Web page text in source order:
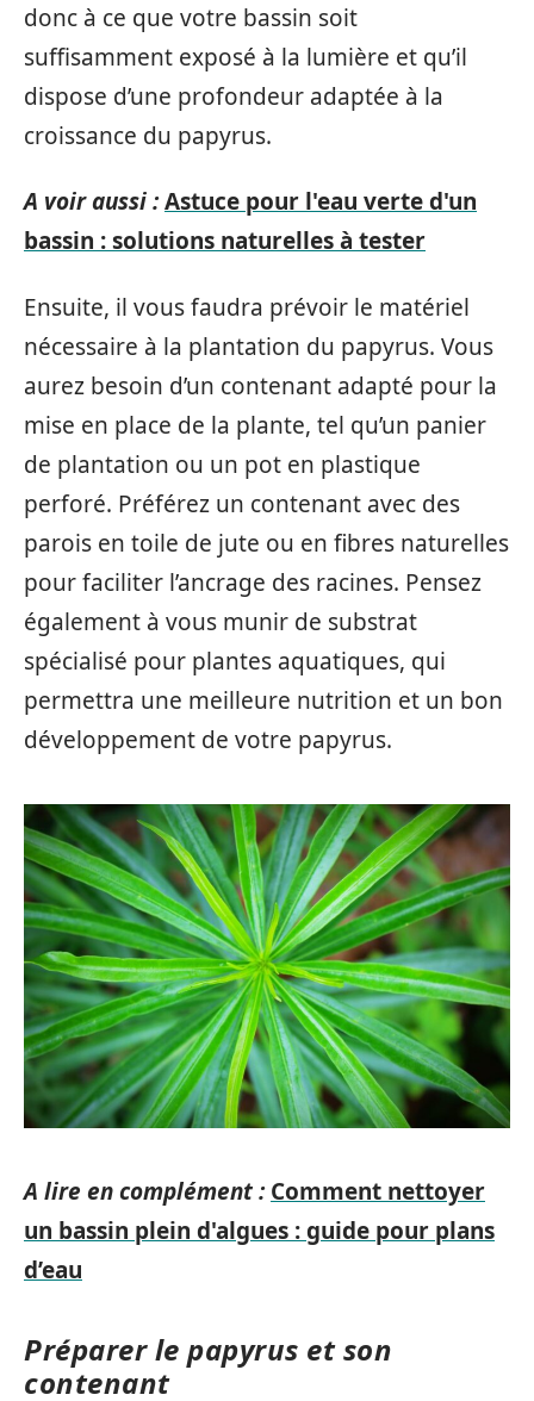
donc à ce que votre bassin soit
suffisamment exposé à la lumière et qu’il
dispose d’une profondeur adaptée à la
croissance du papyrus.
A voir aussi :Astuce pour l'eau verte d'un
bassin : solutions naturelles à tester
Ensuite, il vous faudra prévoir le matériel
nécessaire à la plantation du papyrus. Vous
aurez besoin d’un contenant adapté pour la
mise en place de la plante, tel qu’un panier
de plantation ou un pot en plastique
perforé. Préférez un contenant avec des
parois en toile de jute ou en fibres naturelles
pour faciliter l’ancrage des racines. Pensez
également à vous munir de substrat
spécialisé pour plantes aquatiques, qui
permettra une meilleure nutrition et un bon
développement de votre papyrus.
A lire en complément : Comment nettoyer
un bassin plein d'algues : guide pour plans
d’eau
Préparer le papyrus et son
contenant